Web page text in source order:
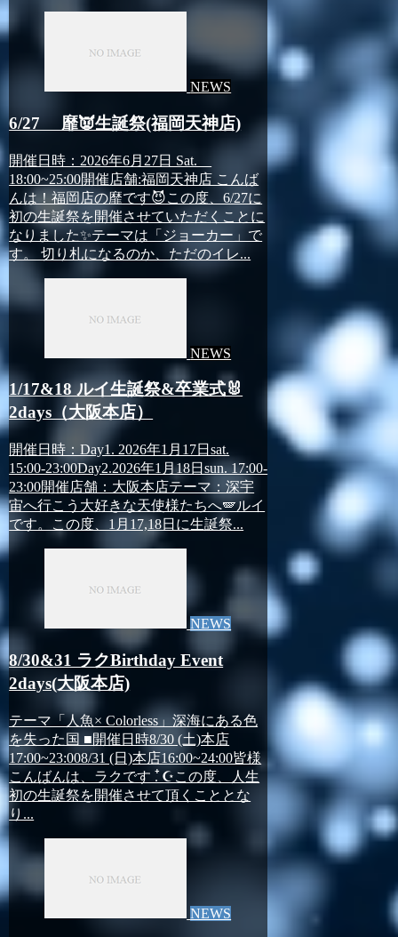
NEWS
6/27 靡👿生誕祭(福岡天神店)
開催日時：2026年6月27日 Sat.
18:00~25:00開催店舗:福岡天神店 こんば
んは！福岡店の靡です😈この度、6/27に
初の生誕祭を開催させていただくことに
なりました✨️テーマは「ジョーカー」で
す。 切り札になるのか、ただのイレ...
NEWS
1/17&18 ルイ生誕祭&卒業式🐰
2days（大阪本店）
開催日時：Day1. 2026年1月17日sat.
15:00-23:00Day2.2026年1月18日sun. 17:00-
23:00開催店舗：大阪本店テーマ：深宇
宙へ行こう大好きな天使様たちへ🪽ルイ
です。この度、1月17,18日に生誕祭...
NEWS
8/30&31 ラクBirthday Event
2days(大阪本店)
テーマ「人魚× Colorless」深海にある色
を失った国 ■開催日時8/30 (土)本店
17:00~23:008/31 (日)本店16:00~24:00皆様
こんばんは、ラクです . ໋☪︎この度、人生
初の生誕祭を開催させて頂くこととな
り...
NEWS